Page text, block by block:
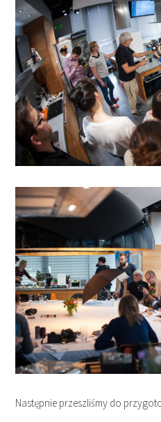
Następnie przeszliśmy do